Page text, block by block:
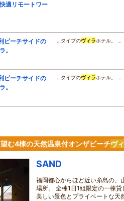
適リモートワー
ビーチサイドの
。
…タイプのヴィラホテル。 …
ビーチサイドの
。
…タイプのヴィラホテル。 …
む4棟の天然温泉付オンザビーチヴ
SAND
福岡都心からほど近い糸島の、
場所。 全棟1日1組限定の一棟貸
美しい景色とプライベートな天